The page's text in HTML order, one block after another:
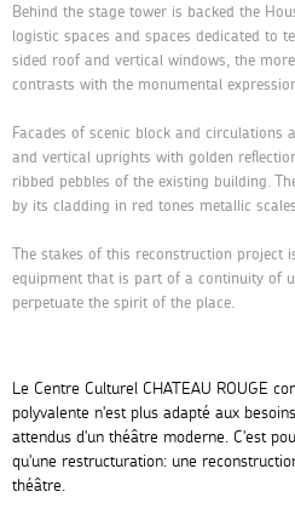
Behind the stage tower is backed the
logistic spaces and spaces dedicated to
sided roof and vertical windows, the
contrasts with the monumental
Facades of scenic block and circulations
and vertical uprights with golden
ribbed pebbles of the existing building.
by its cladding in red tones metallic
The stakes of this reconstruction project
equipment that is part of a continuity of
perpetuate the spirit of the place.
Le Centre Culturel CHATEAU ROUGE
polyvalente n'est plus adapté aux
attendus d'un théâtre moderne. C'est
qu'une restructuration: une
théâtre.